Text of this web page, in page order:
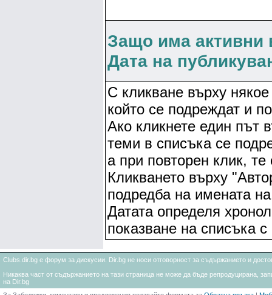
Защо има активни
Дата на
С кликване върху
който се подреждат и
Ако кликнете един път
теми в списъка се
а при повторен клик,
Кликването върху
подредба на имената
Датата определя
показване на списъка с
Clubs.dir.bg е форум за дискусии. Dir.bg не носи отговорност за съдържанието и
Никаква част от съдържанието на тази страница не може да бъде репродуцирана,
на Dir.bg